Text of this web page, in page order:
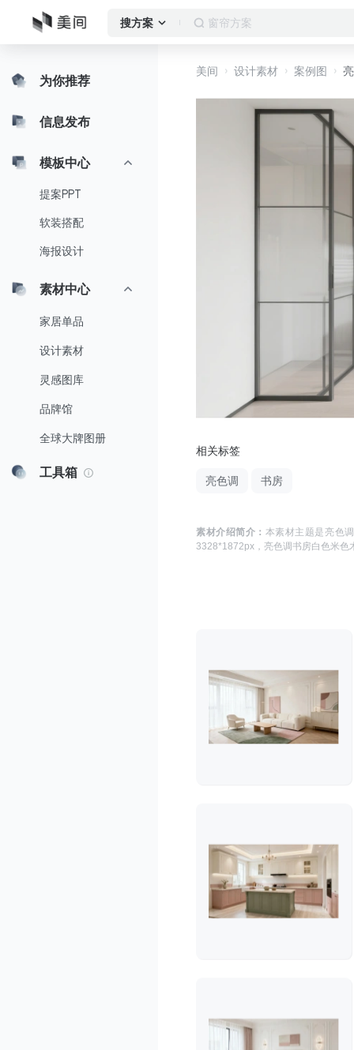
搜方案 客厅
为你推荐
信息发布
模板中心
提案PPT
软装搭配
海报设计
素材中心
家居单品
设计素材
灵感图库
品牌馆
全球大牌图册
工具箱
美间 设计素材 案例图
相关标签
亮色调 书房
素材介绍简介： 本素材主题是 亮色
3328*1872px， 亮色调书房白色米色